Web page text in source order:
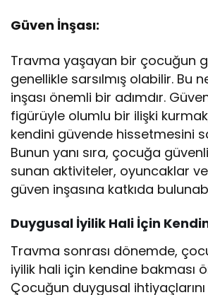
Güven İnşası:
Travma yaşayan bir çocuğun
genellikle sarsılmış olabilir. Bu
inşası önemli bir adımdır.
figürüyle olumlu bir ilişki
kendini güvende hissetmesini
Bunun yanı sıra, çocuğa
sunan aktiviteler, oyuncaklar
güven inşasına katkıda
Duygusal İyilik Hali İçin
Travma sonrası dönemde,
iyilik hali için kendine bakması
Çocuğun duygusal ihtiyaçlarını